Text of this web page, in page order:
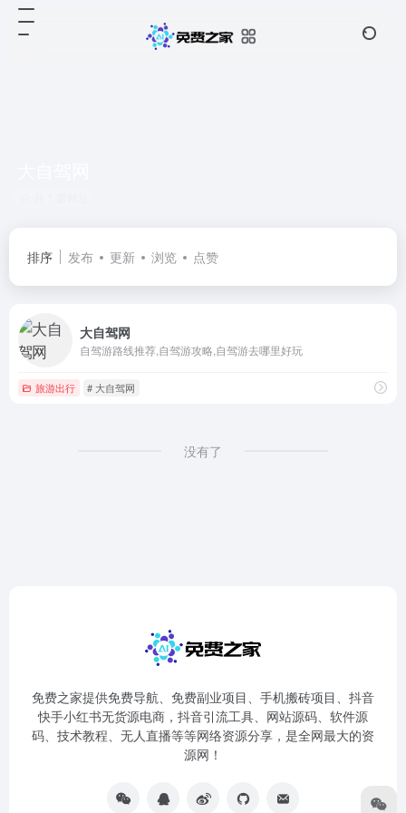
排序 发布 更新 浏览 点赞
大自驾网
自驾游路线推荐,自驾游攻略,自驾游去哪里好玩
旅游出行 # 大自驾网
没有了
免费之家提供免费导航、免费副业项目、手机搬砖项目、抖音
快手小红书无货源电商，抖音引流工具、网站源码、软件源
码、技术教程、无人直播等等网络资源分享，是全网最大的资
源网！